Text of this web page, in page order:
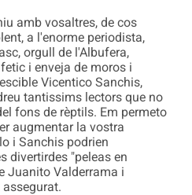
amb vosaltres, de cos
a l'enorme periodista,
orgull de l'Albufera,
i enveja de moros i
Vicentico Sanchis,
tantissims lectors que no
fons de rèptils. Em permeto
augmentar la vostra
i Sanchis podrien
divertirdes "peleas en
Juanito Valderrama i